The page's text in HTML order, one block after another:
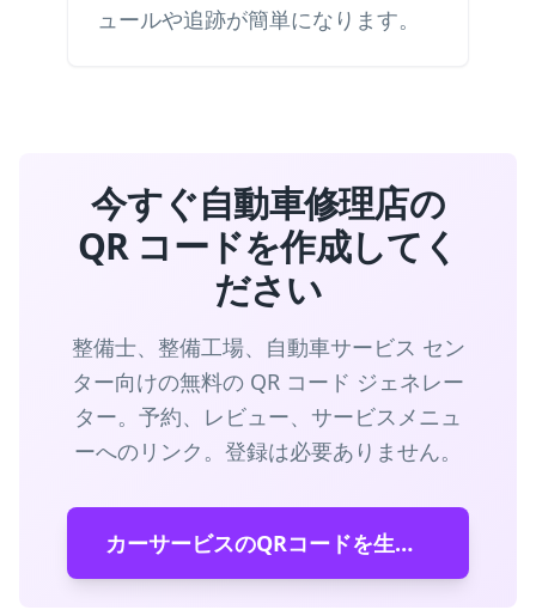
ュールや追跡が簡単になります。
今すぐ自動車修理店の
QR コードを作成してく
ださい
整備士、整備工場、自動車サービス セン
ター向けの無料の QR コード ジェネレー
ター。予約、レビュー、サービスメニュ
ーへのリンク。登録は必要ありません。
カーサービスのQRコードを生成する